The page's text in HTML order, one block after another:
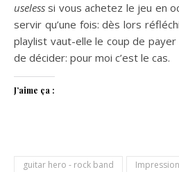
useless si vous achetez le jeu en
servir qu’une fois: dès lors
playlist vaut-elle le coup de payer
de décider: pour moi c’est le cas.
J’aime ça :
guitar hero - rock band